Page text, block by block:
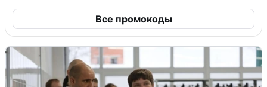
Все промокоды